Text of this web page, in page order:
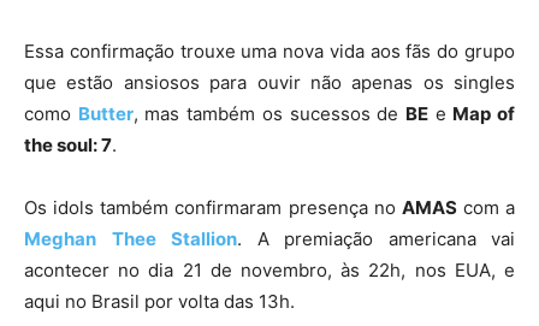
Essa confirmação trouxe uma nova vida aos fãs do grupo
que estão ansiosos para ouvir não apenas os singles
como Butter, mas também os sucessos de BEe Map of
the soul: 7.
Os idols também confirmaram presença no AMAScom a
Meghan
Thee Stallion. A premiação americana vai
acontecer no dia 21 de novembro, às 22h, nos EUA, e
aqui no Brasil por volta das 13h.